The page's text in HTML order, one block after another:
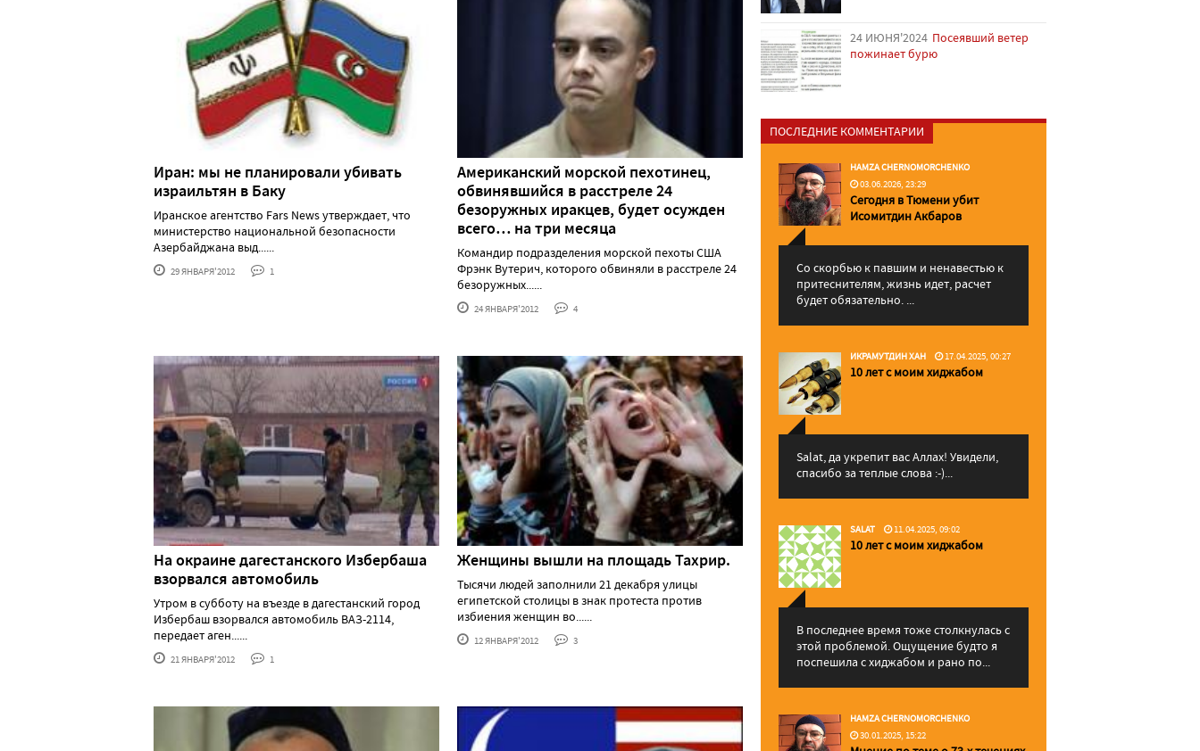
Иран: мы не планировали убивать
израильтян в Баку
Иранское агентство Fars News утверждает, что
министерство национальной безопасности
Азербайджана выд......
29 ЯНВАРЯ'2012 1
Американский морской пехотинец,
обвинявшийся в расстреле 24
безоружных иракцев, будет осужден
всего… на три месяца
Командир подразделения морской пехоты США
Фрэнк Вутерич, которого обвиняли в расстреле 24
безоружных......
24 ЯНВАРЯ'2012 4
На окраине дагестанского Избербаша
взорвался автомобиль
Утром в субботу на въезде в дагестанский город
Избербаш взорвался автомобиль ВАЗ-2114,
передает аген......
21 ЯНВАРЯ'2012 1
Женщины вышли на площадь Тахрир.
Тысячи людей заполнили 21 декабря улицы
египетской столицы в знак протеста против
избиения женщин во......
12 ЯНВАРЯ'2012 3
24 ИЮНЯ'2024 Посеявший ветер
пожинает бурю
ПОСЛЕДНИЕ КОММЕНТАРИИ
HAMZA CHERNOMORCHENKO
03.06.2026, 23:29
Сегодня в Тюмени убит
Исомитдин Акбаров
Со скорбью к павшим и ненавестью к
притеснителям, жизнь идет, расчет
будет обязательно. ...
ИКРАМУТДИН ХАН 17.04.2025, 00:27
10 лет с моим хиджабом
Salat, да укрепит вас Аллаx! Увидели,
спасибо за теплые слова :-)...
SALAT 11.04.2025, 09:02
10 лет с моим хиджабом
В последнее время тоже столкнулась с
этой проблемой. Ощущение будто я
поспешила с хиджабом и рано по...
HAMZA CHERNOMORCHENKO
30.01.2025, 15:22